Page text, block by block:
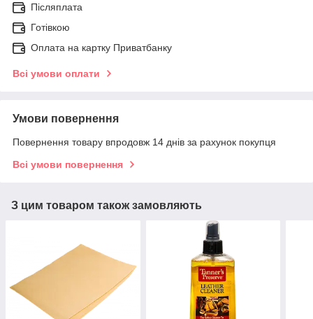
Післяплата
Готівкою
Оплата на картку Приватбанку
Всі умови оплати
Умови повернення
Повернення товару впродовж 14 днів за рахунок покупця
Всі умови повернення
З цим товаром також замовляють